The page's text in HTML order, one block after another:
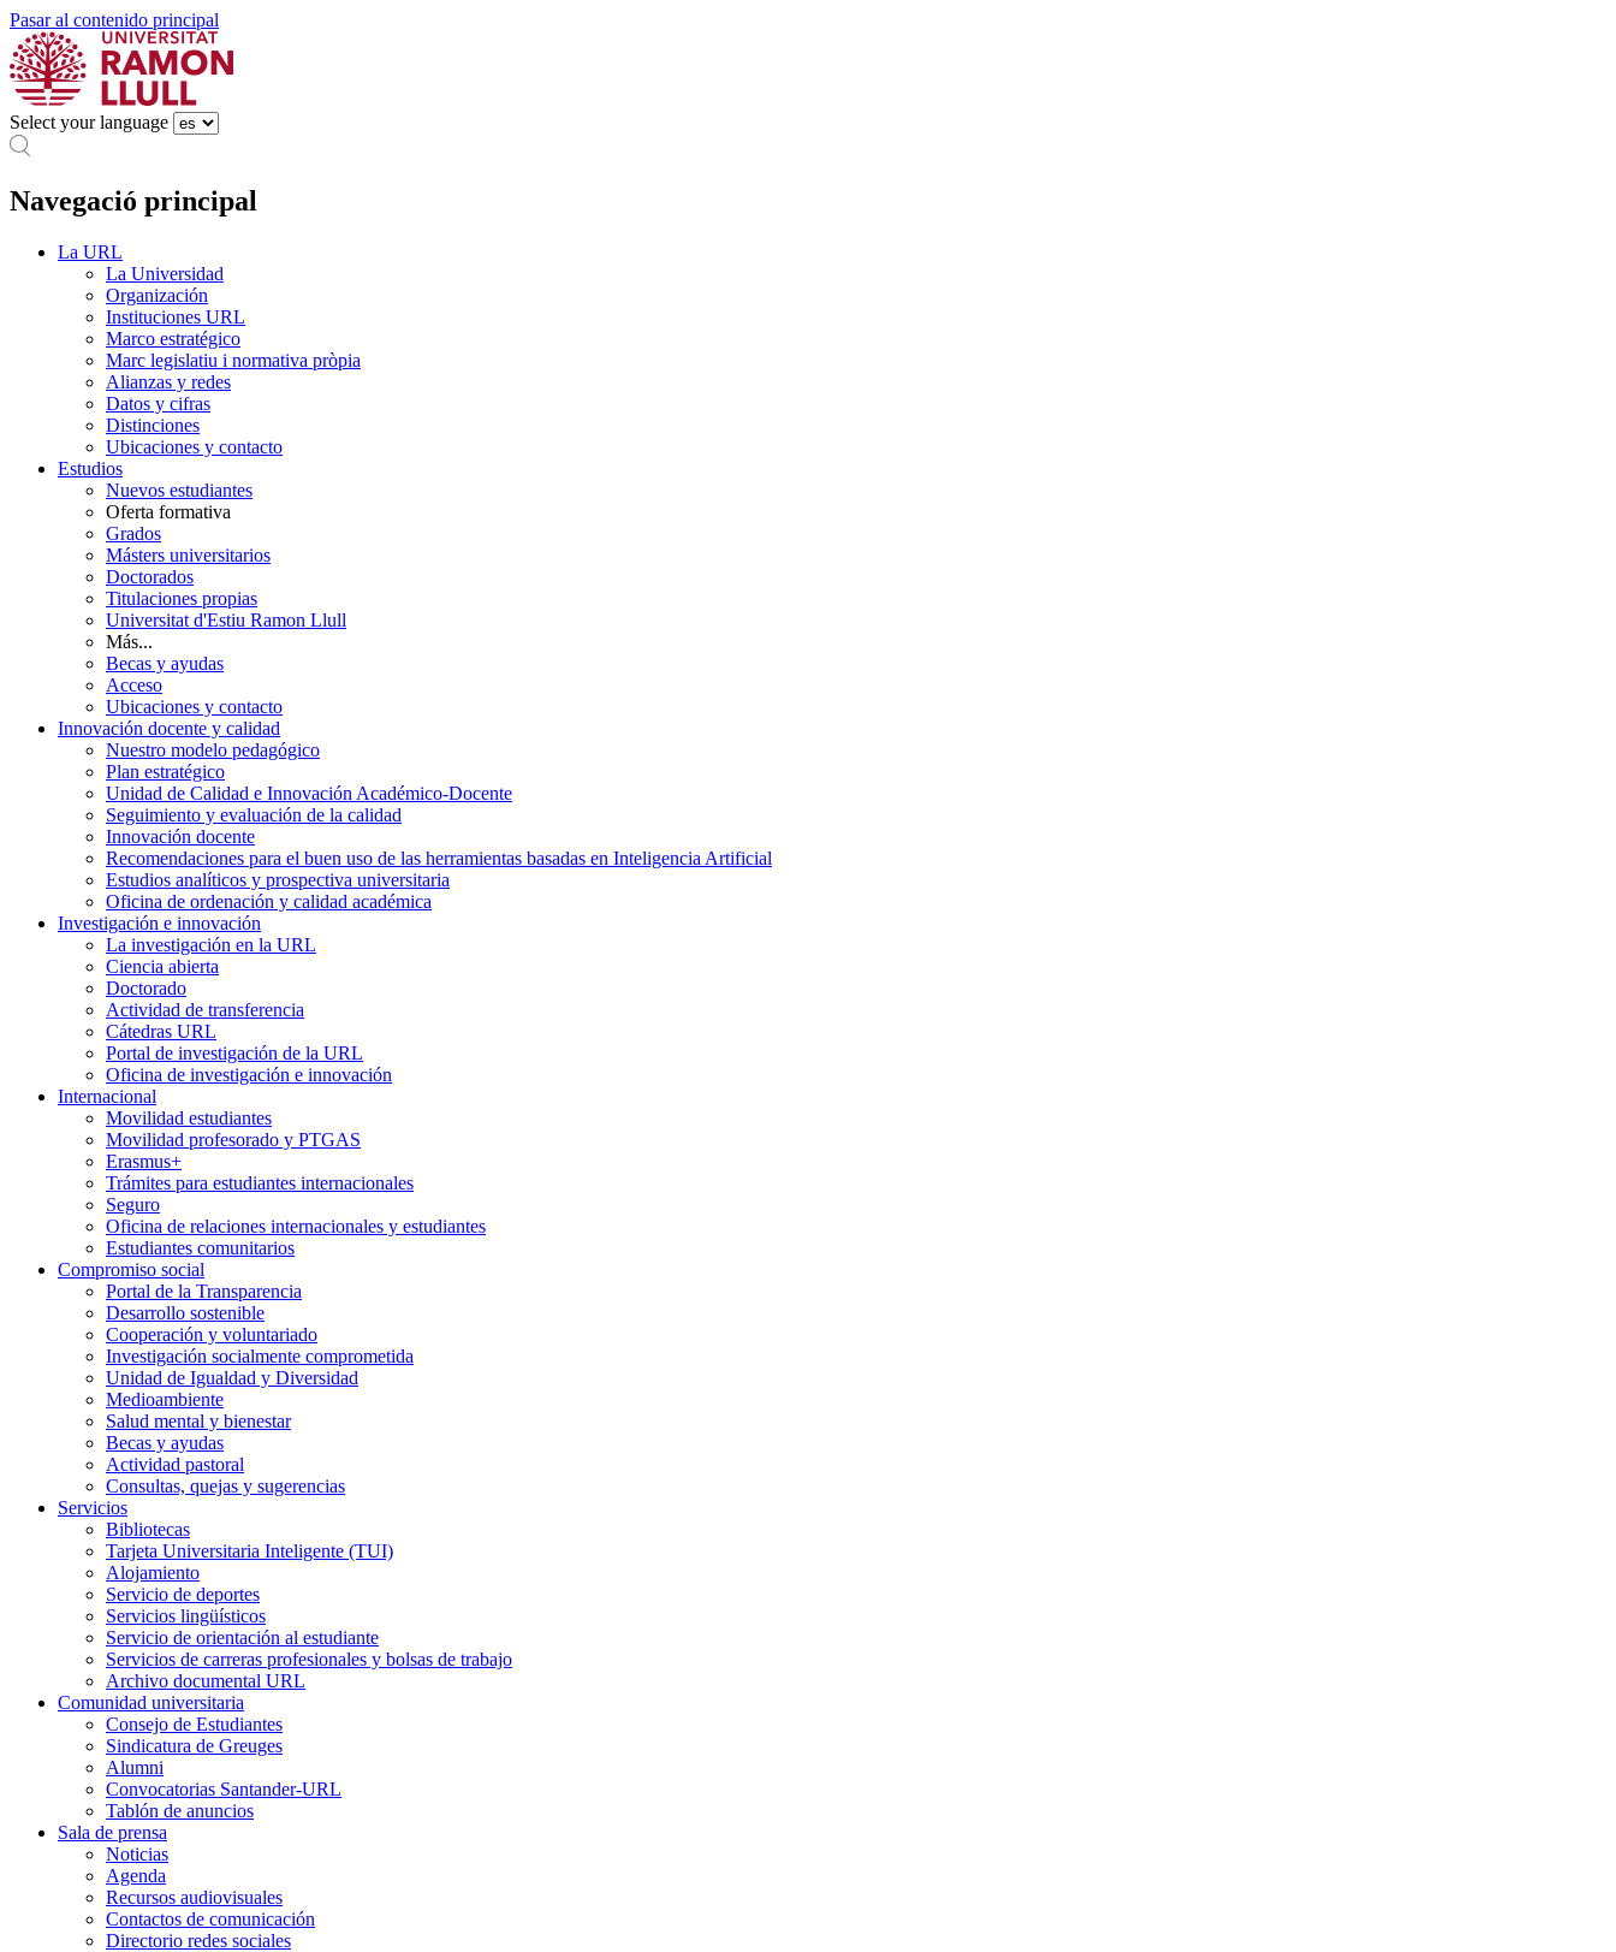
Pasar al contenido principal
Select your language
Navegació principal
La URL
La Universidad
Organización
Instituciones URL
Marco estratégico
Marc legislatiu i normativa pròpia
Alianzas y redes
Datos y cifras
Distinciones
Ubicaciones y contacto
Estudios
Nuevos estudiantes
Oferta formativa
Grados
Másters universitarios
Doctorados
Titulaciones propias
Universitat d'Estiu Ramon Llull
Más...
Becas y ayudas
Acceso
Ubicaciones y contacto
Innovación docente y calidad
Nuestro modelo pedagógico
Plan estratégico
Unidad de Calidad e Innovación Académico-Docente
Seguimiento y evaluación de la calidad
Innovación docente
Recomendaciones para el buen uso de las herramientas basadas en Inteligencia Artificial
Estudios analíticos y prospectiva universitaria
Oficina de ordenación y calidad académica
Investigación e innovación
La investigación en la URL
Ciencia abierta
Doctorado
Actividad de transferencia
Cátedras URL
Portal de investigación de la URL
Oficina de investigación e innovación
Internacional
Movilidad estudiantes
Movilidad profesorado y PTGAS
Erasmus+
Trámites para estudiantes internacionales
Seguro
Oficina de relaciones internacionales y estudiantes
Estudiantes comunitarios
Compromiso social
Portal de la Transparencia
Desarrollo sostenible
Cooperación y voluntariado
Investigación socialmente comprometida
Unidad de Igualdad y Diversidad
Medioambiente
Salud mental y bienestar
Becas y ayudas
Actividad pastoral
Consultas, quejas y sugerencias
Servicios
Bibliotecas
Tarjeta Universitaria Inteligente (TUI)
Alojamiento
Servicio de deportes
Servicios lingüísticos
Servicio de orientación al estudiante
Servicios de carreras profesionales y bolsas de trabajo
Archivo documental URL
Comunidad universitaria
Consejo de Estudiantes
Sindicatura de Greuges
Alumni
Convocatorias Santander-URL
Tablón de anuncios
Sala de prensa
Noticias
Agenda
Recursos audiovisuales
Contactos de comunicación
Directorio redes sociales